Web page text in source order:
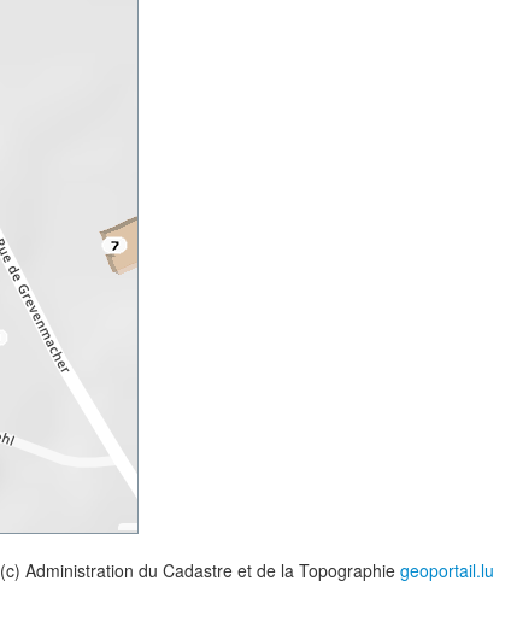
(c) Administration du Cadastre et de la Topographie geoportail.lu